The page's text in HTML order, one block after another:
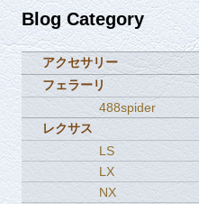
Blog Category
アクセサリー
フェラーリ
488spider
レクサス
LS
LX
NX